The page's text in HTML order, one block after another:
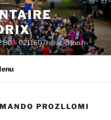
– 0211607h@ac-dijon.fr-
PROZLLOMI